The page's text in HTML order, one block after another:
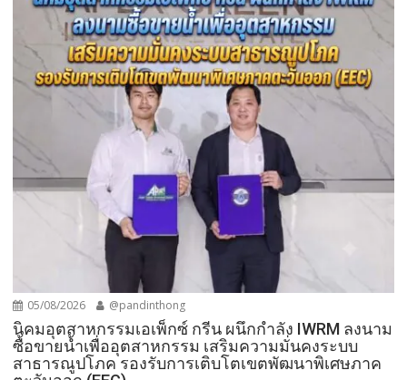
05/08/2026 @pandinthong
​นิคมอุตสาหกรรมเอเพ็กซ์ กรีน ผนึกกำลัง IWRM ลงนาม
ซื้อขายน้ำเพื่ออุตสาหกรรม เสริมความมั่นคงระบบ
สาธารณูปโภค รองรับการเติบโตเขตพัฒนาพิเศษภาค